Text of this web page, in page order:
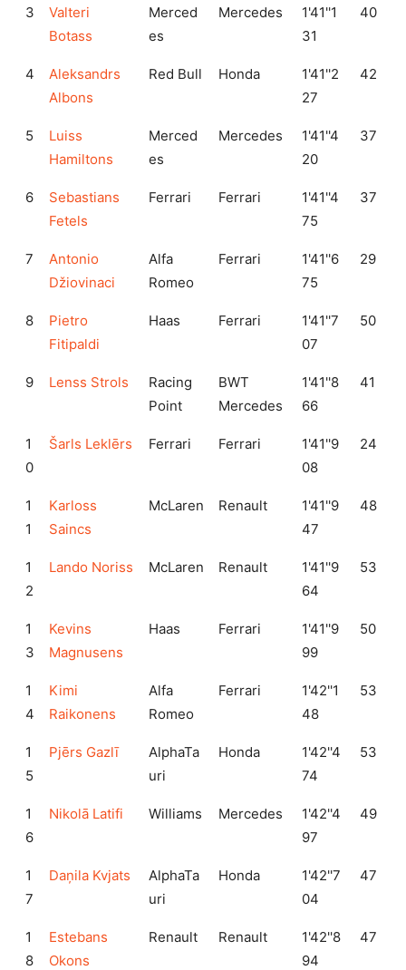
3
Valteri
Botass
Merced
es
Mercedes
1'41''1
31
40
4
Aleksandrs
Albons
Red Bull Honda
1'41''2
27
42
5
Luiss
Hamiltons
Merced
es
Mercedes
1'41''4
20
37
6
Sebastians
Fetels
Ferrari Ferrari
1'41''4
75
37
7
Antonio
Džiovinaci
Alfa
Romeo
Ferrari
1'41''6
75
29
8
Pietro
Fitipaldi
Haas Ferrari
1'41''7
07
50
9 Lenss Strols
Racing
Point
BWT
Mercedes
1'41''8
66
41
1
0
Šarls Leklērs Ferrari Ferrari
1'41''9
08
24
1
1
Karloss
Saincs
McLaren Renault
1'41''9
47
48
1
2
Lando Noriss McLaren Renault
1'41''9
64
53
1
3
Kevins
Magnusens
Haas Ferrari
1'41''9
99
50
1
4
Kimi
Raikonens
Alfa
Romeo
Ferrari
1'42''1
48
53
1
5
Pjērs Gazlī
AlphaTa
uri
Honda
1'42''4
74
53
1
6
Nikolā Latifi Williams Mercedes
1'42''4
97
49
1
7
Daņila Kvjats
AlphaTa
uri
Honda
1'42''7
04
47
1
8
Estebans
Okons
Renault Renault
1'42''8
94
47